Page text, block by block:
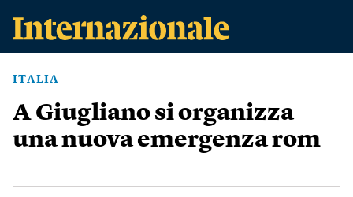
ITALIA
A Giugliano si organizza
una nuova emergenza rom